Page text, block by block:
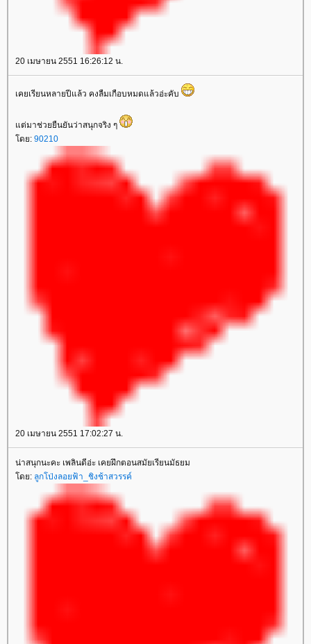
20 เมษายน 2551 16:26:12 น.
เคยเรียนหลายปีแล้ว คงลืมเกือบหมดแล้วอ่ะคับ
ต่มาช่วยยืนยันว่าสนุกจริง ๆ
ดย: 90210
20 เมษายน 2551 17:02:27 น.
น่าสนุกนะคะ เพลินดีอ่ะ เคยฝึกตอนสมัยเรียนมัธยม
ดย: ลูกโป่งลอยฟ้า_ชิงช้าสวรรค์